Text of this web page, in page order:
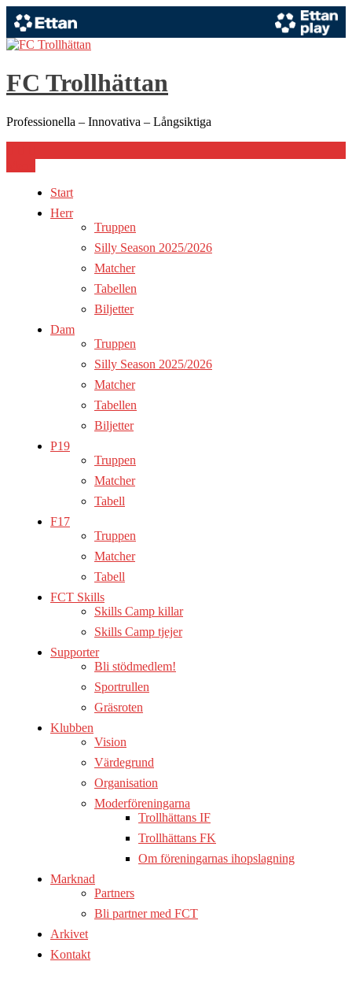
Hoppa
till
innehåll
FC Trollhättan
Professionella – Innovativa – Långsiktiga
Start
Herr
Truppen
Silly Season 2025/2026
Matcher
Tabellen
Biljetter
Dam
Truppen
Silly Season 2025/2026
Matcher
Tabellen
Biljetter
P19
Truppen
Matcher
Tabell
F17
Truppen
Matcher
Tabell
FCT Skills
Skills Camp killar
Skills Camp tjejer
Supporter
Bli stödmedlem!
Sportrullen
Gräsroten
Klubben
Vision
Värdegrund
Organisation
Moderföreningarna
Trollhättans IF
Trollhättans FK
Om föreningarnas ihopslagning
Marknad
Partners
Bli partner med FCT
Arkivet
Kontakt